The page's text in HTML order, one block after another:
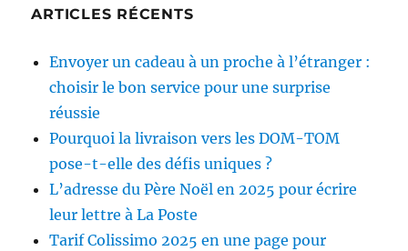
ARTICLES RÉCENTS
Envoyer un cadeau à un proche à l’étranger :
choisir le bon service pour une surprise
réussie
Pourquoi la livraison vers les DOM-TOM
pose-t-elle des défis uniques ?
L’adresse du Père Noël en 2025 pour écrire
leur lettre à La Poste
Tarif Colissimo 2025 en une page pour